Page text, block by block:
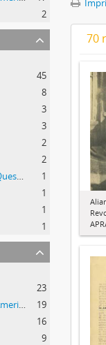
2
45
8
3
3
2
2
Miró, César (César Alfredo Miró Quesada)
1
1
1
1
23
Alianza Popular Revolucionaria Americana (APRA)
19
16
9
70